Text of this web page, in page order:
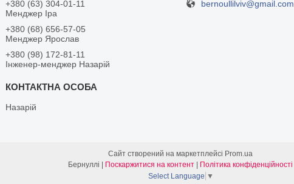
+380 (63) 304-01-11
Менджер Іра
+380 (68) 656-57-05
Менджер Ярослав
+380 (98) 172-81-11
Інженер-менджер Назарій
Назарій
bernoullilviv@gmail.com
Сайт створений на маркетплейсі Prom.ua
Бернуллі | Поскаржитися на контент | Політика конфіденційності
Select Language ▼